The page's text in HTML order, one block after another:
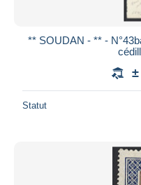
** SOUDAN - ** -
Statut